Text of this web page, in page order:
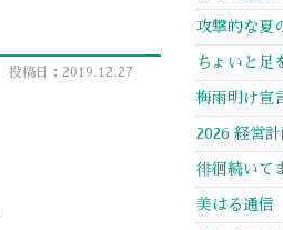
投稿日：2019.12.27
攻撃的な夏
ちょいと足
梅雨明け宣
2026 経営
徘徊続いて
美はる通